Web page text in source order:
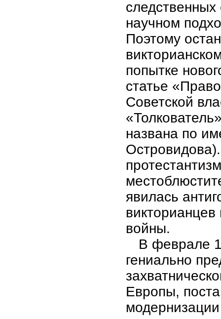
научном
Поэтому
попытке
статье
Советской
названа по
явилась
войны.
В феврале
гениально
Европы,